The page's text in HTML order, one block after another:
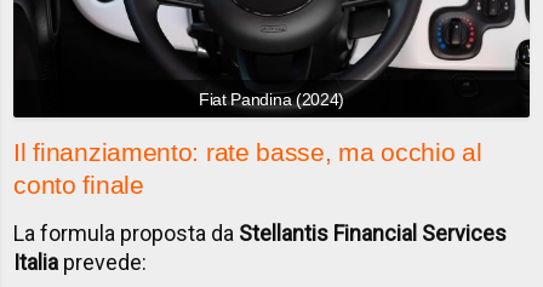
Fiat Pandina (2024)
Il finanziamento: rate basse, ma occhio al
conto finale
La formula proposta da Stellantis Financial Services
Italia prevede: